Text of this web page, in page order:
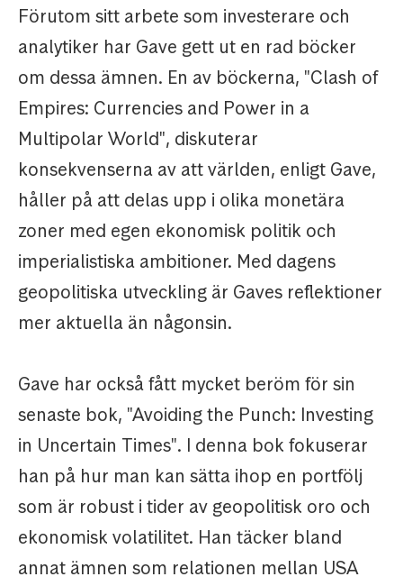
Förutom sitt arbete som investerare och
analytiker har Gave gett ut en rad böcker
om dessa ämnen. En av böckerna, "Clash of
Empires: Currencies and Power in a
Multipolar World", diskuterar
konsekvenserna av att världen, enligt Gave,
håller på att delas upp i olika monetära
zoner med egen ekonomisk politik och
imperialistiska ambitioner. Med dagens
geopolitiska utveckling är Gaves reflektioner
mer aktuella än någonsin.
Gave har också fått mycket beröm för sin
senaste bok, "Avoiding the Punch: Investing
in Uncertain Times". I denna bok fokuserar
han på hur man kan sätta ihop en portfölj
som är robust i tider av geopolitisk oro och
ekonomisk volatilitet. Han täcker bland
annat ämnen som relationen mellan USA